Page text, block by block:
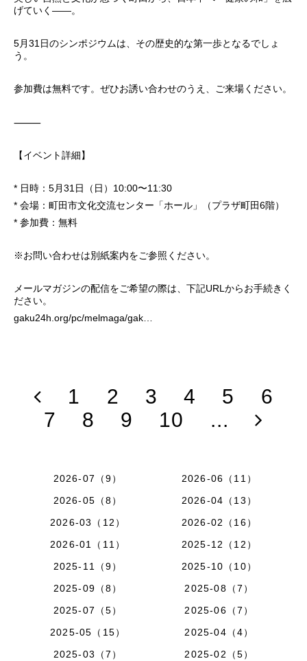
げていく――。
5月31日のシンポジウムは、その歴史的な第一歩となるでしょ
う。
参加費は無料です。ぜひお誘い合わせのうえ、ご来場ください。
⸻
【イベント詳細】
* 日時：5月31日（日）10:00〜11:30
* 会場：町田市文化交流センター「ホール」（プラザ町田6階）
* 参加費：無料
※お問い合わせは別紙案内をご参照ください。
メールマガジンの配信をご希望の際は、下記URLからお手続きく
ださい。
gaku24h.org/pc/melmaga/gak…
1 2 3 4 5
6
7
8 9 10 ...
2026-07（9）
2026-06（11）
2026-05（8）
2026-04（13）
2026-03（12）
2026-02（16）
2026-01（11）
2025-12（12）
2025-11（9）
2025-10（10）
2025-09（8）
2025-08（7）
2025-07（5）
2025-06（7）
2025-05（15）
2025-04（4）
2025-03（7）
2025-02（5）